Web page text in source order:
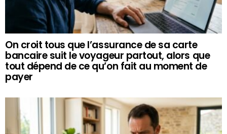
On croit tous que l’assurance de sa carte
bancaire suit le voyageur partout, alors que
tout dépend de ce qu’on fait au moment de
payer